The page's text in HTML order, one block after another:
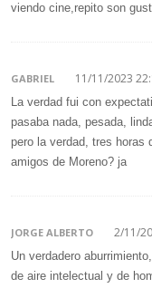
viendo cine,repito son
GABRIEL 11/11/2023
La verdad fui con
pasaba nada, pesada,
pero la verdad, tres horas
amigos de Moreno? ja
JORGE ALBERTO 2/11/
Un verdadero
de aire intelectual y de